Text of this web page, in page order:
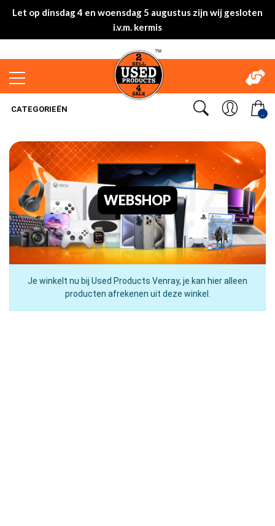
Let op dinsdag 4 en woensdag 5 augustus zijn wij gesloten
i.v.m. kermis
..
CATEGORIEËN
WEBSHOP
Je winkelt nu bij Used Products Venray, je kan hier alleen
producten afrekenen uit deze winkel.